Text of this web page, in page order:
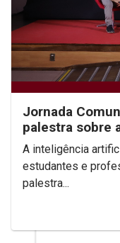
Jornada
palestra sobre
IA
A inteligência
estudantes e
palestra...